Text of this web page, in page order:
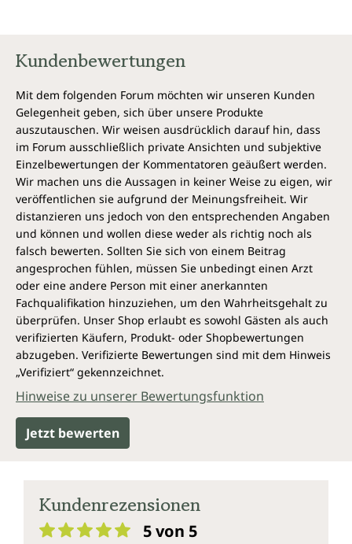
Kundenbewertungen
Mit dem folgenden Forum möchten wir unseren Kunden
Gelegenheit geben, sich über unsere Produkte
auszutauschen. Wir weisen ausdrücklich darauf hin, dass
im Forum ausschließlich private Ansichten und subjektive
Einzelbewertungen der Kommentatoren geäußert werden.
Wir machen uns die Aussagen in keiner Weise zu eigen, wir
veröffentlichen sie aufgrund der Meinungsfreiheit. Wir
distanzieren uns jedoch von den entsprechenden Angaben
und können und wollen diese weder als richtig noch als
falsch bewerten. Sollten Sie sich von einem Beitrag
angesprochen fühlen, müssen Sie unbedingt einen Arzt
oder eine andere Person mit einer anerkannten
Fachqualifikation hinzuziehen, um den Wahrheitsgehalt zu
überprüfen. Unser Shop erlaubt es sowohl Gästen als auch
verifizierten Käufern, Produkt- oder Shopbewertungen
abzugeben. Verifizierte Bewertungen sind mit dem Hinweis
„Verifiziert“ gekennzeichnet.
Hinweise zu unserer Bewertungsfunktion
Jetzt bewerten
Kundenrezensionen
5 von 5